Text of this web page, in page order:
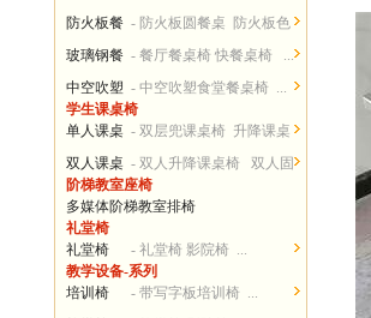
桌椅
- 防火板圆餐桌 防火板色
卡...
防火板餐
桌椅
- 餐厅餐桌椅 快餐桌椅 ...
玻璃钢餐
桌椅
- 中空吹塑食堂餐桌椅 ...
中空吹塑
餐桌椅
学生课桌椅
- 双层兜课桌椅 升降课桌
椅...
单人课桌
椅
- 双人升降课桌椅 双人固
定课桌椅 ...
双人课桌
椅
阶梯教室座椅
多媒体阶梯教室排椅
礼堂椅
- 礼堂椅 影院椅 ...
礼堂椅
教学设备-系列
- 带写字板培训椅 ...
培训椅